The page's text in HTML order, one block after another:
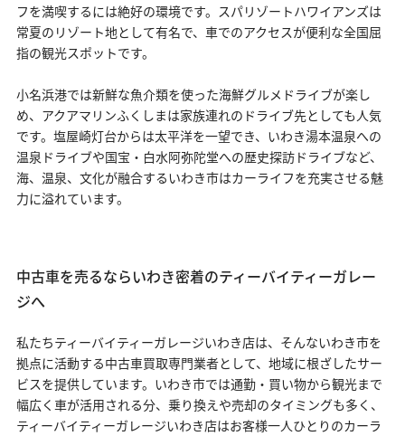
フを満喫するには絶好の環境です。スパリゾートハワイアンズは
常夏のリゾート地として有名で、車でのアクセスが便利な全国屈
指の観光スポットです。
小名浜港では新鮮な魚介類を使った海鮮グルメドライブが楽し
め、アクアマリンふくしまは家族連れのドライブ先としても人気
です。塩屋崎灯台からは太平洋を一望でき、いわき湯本温泉への
温泉ドライブや国宝・白水阿弥陀堂への歴史探訪ドライブなど、
海、温泉、文化が融合するいわき市はカーライフを充実させる魅
力に溢れています。
中古車を売るならいわき密着のティーバイティーガレー
ジへ
私たちティーバイティーガレージいわき店は、そんないわき市を
拠点に活動する中古車買取専門業者として、地域に根ざしたサー
ビスを提供しています。いわき市では通勤・買い物から観光まで
幅広く車が活用される分、乗り換えや売却のタイミングも多く、
ティーバイティーガレージいわき店はお客様一人ひとりのカーラ